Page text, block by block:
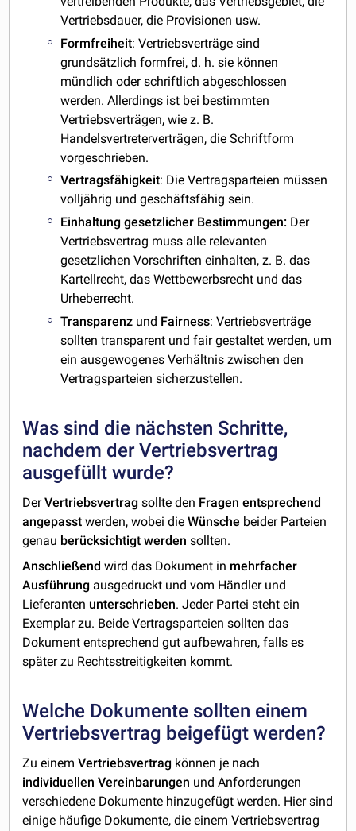
Vertriebsdauer, die Provisionen usw.
Formfreiheit: Vertriebsverträge sind
grundsätzlich formfrei, d. h. sie können
mündlich oder schriftlich abgeschlossen
werden. Allerdings ist bei bestimmten
Vertriebsverträgen, wie z. B.
Handelsvertreterverträgen, die Schriftform
vorgeschrieben.
Vertragsfähigkeit: Die Vertragsparteien müssen
volljährig und geschäftsfähig sein.
Einhaltung gesetzlicher Bestimmungen: Der
Vertriebsvertrag muss alle relevanten
gesetzlichen Vorschriften einhalten, z. B. das
Kartellrecht, das Wettbewerbsrecht und das
Urheberrecht.
Transparenz und Fairness: Vertriebsverträge
sollten transparent und fair gestaltet werden, um
ein ausgewogenes Verhältnis zwischen den
Vertragsparteien sicherzustellen.
Was sind die nächsten Schritte,
nachdem der Vertriebsvertrag
ausgefüllt wurde?
DerVertriebsvertrag sollte den Fragen entsprechend
angepasst werden, wobei dieWünsche beider Parteien
genau berücksichtigt werden sollten.
Anschließend wird das Dokument in mehrfacher
Ausführung ausgedruckt und vom Händler und
Lieferanten unterschrieben. Jeder Partei steht ein
Exemplar zu. Beide Vertragsparteien sollten das
Dokument entsprechend gut aufbewahren, falls es
später zu Rechtsstreitigkeiten kommt.
Welche Dokumente sollten einem
Vertriebsvertrag beigefügt werden?
Zu einemVertriebsvertrag können je nach
individuellen Vereinbarungen und Anforderungen
verschiedene Dokumente hinzugefügt werden. Hier sind
einige häufige Dokumente, die einem Vertriebsvertrag